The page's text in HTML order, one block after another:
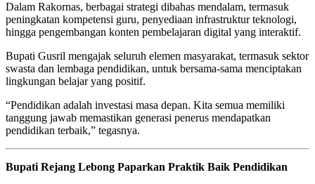
Dalam Rakornas, berbagai strategi dibahas mendalam, termasuk
peningkatan kompetensi guru, penyediaan infrastruktur teknologi,
hingga pengembangan konten pembelajaran digital yang interaktif.
Bupati Gusril mengajak seluruh elemen masyarakat, termasuk sektor
swasta dan lembaga pendidikan, untuk bersama-sama menciptakan
lingkungan belajar yang positif.
“Pendidikan adalah investasi masa depan. Kita semua memiliki
tanggung jawab memastikan generasi penerus mendapatkan
pendidikan terbaik,” tegasnya.
Bupati Rejang Lebong Paparkan Praktik Baik Pendidikan